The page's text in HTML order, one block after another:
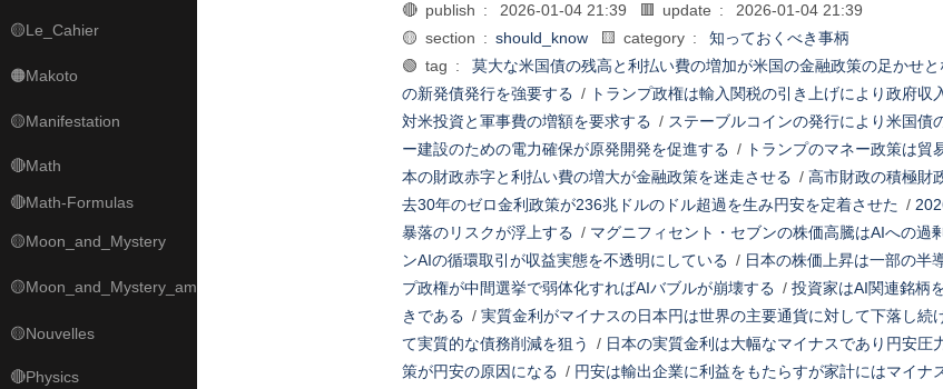
🟡Le_Cahier
🟠Makoto
🟡Manifestation
🔴Math
🔴Math-Formulas
🟡Moon_and_Mystery
🟡Moon_and_Mystery_am
🟡Nouvelles
🔴Physics
🔴 publish : 2026-01-04 21:39 🟥 update :
2026-01-04 21:39
🟡 section : should_know 🟨 category :
知っておくべき事柄
🟢 tag :
莫大な米国債の残高と利払い費の増加が米国の金融政策の足かせと
の新発債発行を強要する / トランプ政権は輸入関税の引き上げにより政府収
対米投資と軍事費の増額を要求する / ステーブルコインの発行により米国債
ー建設のための電力確保が原発開発を促進する / トランプのマネー政策は
本の財政赤字と利払い費の増大が金融政策を迷走させる / 高市財政の積極財
去30年のゼロ金利政策が236兆ドルのドル超過を生み円安を定着させた /
暴落のリスクが浮上する / マグニフィセント・セブンの株価高騰はAIへの過
ンAIの循環取引が収益実態を不透明にしている / 日本の株価上昇は一部の半
プ政権が中間選挙で弱体化すればAIバブルが崩壊する / 投資家はAI関連銘柄
きである / 実質金利がマイナスの日本円は世界の主要通貨に対して下落し続
て実質的な債務削減を狙う
/ 日本の実質金利は大幅なマイナスであり円安圧
策が円安の原因になる / 円安は輸出企業に利益をもたらすが家計にはマイナ